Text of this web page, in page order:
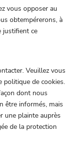
vous opposer au
obtempérerons, à
justifient ce
Veuillez vous
politique de cookies.
dont nous
être informés, mais
une plainte auprès
de la protection